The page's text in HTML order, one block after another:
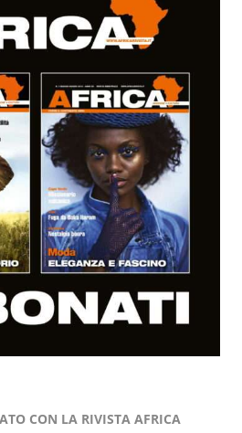
CON LA RIVISTA AFRICA